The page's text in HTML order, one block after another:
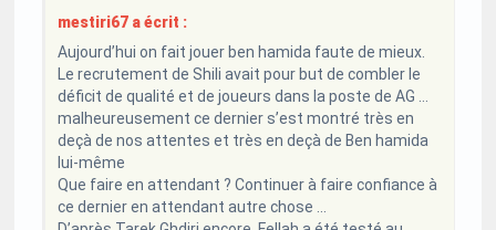
mestiri67 a écrit :
Aujourd’hui on fait jouer ben hamida faute de mieux.
Le recrutement de Shili avait pour but de combler le
déficit de qualité et de joueurs dans la poste de AG …
malheureusement ce dernier s’est montré très en
deçà de nos attentes et très en deçà de Ben hamida
lui-même
Que faire en attendant ? Continuer à faire confiance à
ce dernier en attendant autre chose …